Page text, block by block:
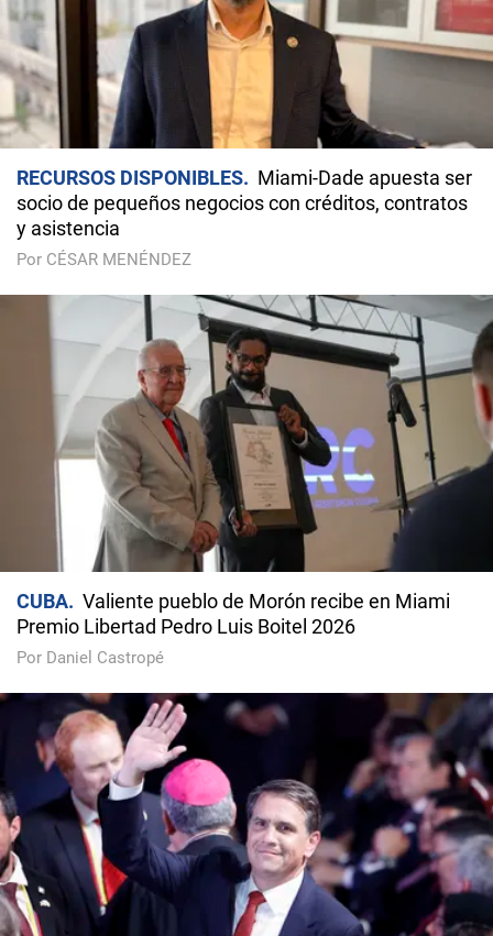
RECURSOS DISPONIBLES
Miami-Dade apuesta ser
socio de pequeños negocios con créditos, contratos
y asistencia
Por CÉSAR MENÉNDEZ
CUBA
Valiente pueblo de Morón recibe en Miami
Premio Libertad Pedro Luis Boitel 2026
Por Daniel Castropé